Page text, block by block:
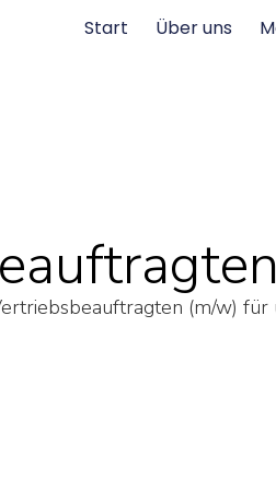
Start Über uns
(m/w) für